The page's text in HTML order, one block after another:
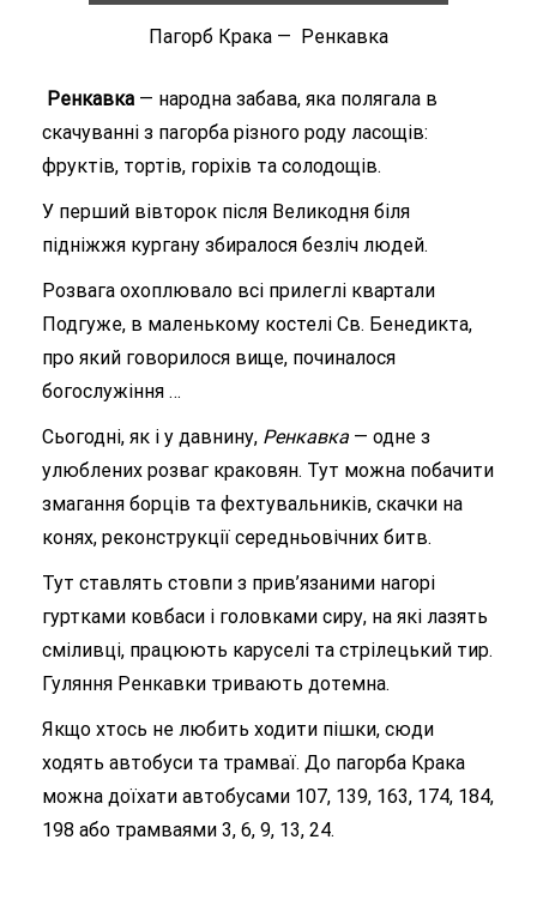
Пагорб Крака — Ренкавка
Ренкавка — народна забава, яка полягала в
скачуванні з пагорба різного роду ласощів:
фруктів, тортів, горіхів та солодощів.
У перший вівторок після Великодня біля
підніжжя кургану збиралося безліч людей.
Розвага охоплювало всі прилеглі квартали
Подгуже, в маленькому костелі Св. Бенедикта,
про який говорилося вище, починалося
богослужіння …
Сьогодні, як і у давнину, Ренкавка — одне з
улюблених розваг краковян. Тут можна побачити
змагання борців та фехтувальників, скачки на
конях, реконструкції середньовічних битв.
Тут ставлять стовпи з прив’язаними нагорі
гуртками ковбаси і головками сиру, на які лазять
сміливці, працюють каруселі та стрілецький тир.
Гуляння Ренкавки тривають дотемна.
Якщо хтось не любить ходити пішки, сюди
ходять автобуси та трамваї. До пагорба Крака
можна доїхати автобусами 107, 139, 163, 174, 184,
198 або трамваями 3, 6, 9, 13, 24.